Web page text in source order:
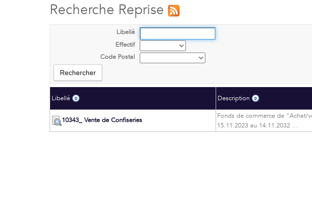
Recherche Reprise
Libellé
Effectif
Code Postal
Libellé Description
10343_ Vente de Confiseries
Fonds de commerce de "Achat/
15.11.2023 au 14.11.2032 ...